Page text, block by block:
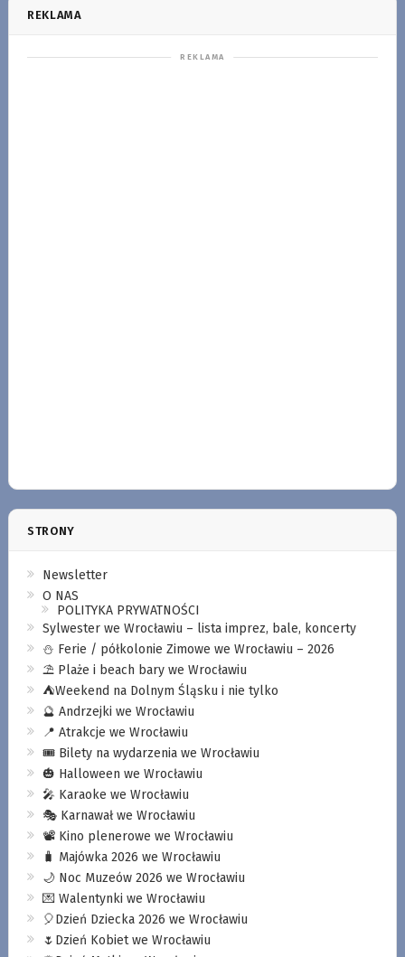
REKLAMA
STRONY
Newsletter
O NAS
POLITYKA PRYWATNOŚCI
Sylwester we Wrocławiu – lista imprez, bale, koncerty
⛄️ Ferie / półkolonie Zimowe we Wrocławiu – 2026
⛱️ Plaże i beach bary we Wrocławiu
⛺️Weekend na Dolnym Śląsku i nie tylko
🔮 Andrzejki we Wrocławiu
📍 Atrakcje we Wrocławiu
🎟️ Bilety na wydarzenia we Wrocławiu
🎃 Halloween we Wrocławiu
🎤 Karaoke we Wrocławiu
🎭 Karnawał we Wrocławiu
📽️ Kino plenerowe we Wrocławiu
🧳 Majówka 2026 we Wrocławiu
🌙 Noc Muzeów 2026 we Wrocławiu
💌 Walentynki we Wrocławiu
🎈Dzień Dziecka 2026 we Wrocławiu
🌷Dzień Kobiet we Wrocławiu